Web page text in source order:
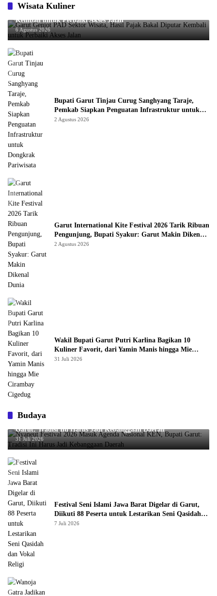
Wisata Kuliner
Garut Genjot PAD Sektor Wisata, Hasil Pajak Bakal Diputar
Kembali untuk Perbaiki Akses Jalan
6 Agustus 2026
Bupati Garut Tinjau Curug Sanghyang Taraje,
Pemkab Siapkan Penguatan Infrastruktur untuk
Dongkrak Pariwisata
2 Agustus 2026
Garut International Kite Festival 2026 Tarik Ribuan
Pengunjung, Bupati Syakur: Garut Makin Dikenal
Dunia
2 Agustus 2026
Wakil Bupati Garut Putri Karlina Bagikan 10
Kuliner Favorit, dari Yamin Manis hingga Mie
Cirambay Cigedug
31 Juli 2026
Budaya
Nyaneut Festival 2026 Masuk Agenda Nasional KEN, Bupati
Garut: Tradisi Ini Harus Jadi Kebanggaan Daerah
31 Juli 2026
Festival Seni Islami Jawa Barat Digelar di Garut,
Diikuti 88 Peserta untuk Lestarikan Seni Qasidah
dan Vokal Religi
7 Juli 2026